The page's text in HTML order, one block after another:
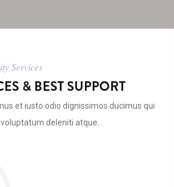
Services
& BEST SUPPORT
et iusto odio dignissimos ducimus qui
deleniti atque.